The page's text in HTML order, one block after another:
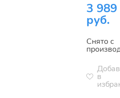
3 989
руб.
Снято с
в